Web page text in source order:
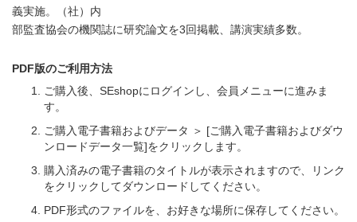
義実施。（社）内
部監査協会の機関誌に研究論文を3回掲載、講演実績多数。
PDF版のご利用方法
ご購入後、SEshopにログインし、会員メニューに進みま
す。
ご購入電子書籍およびデータ ＞ [ご購入電子書籍およびダウ
ンロードデータ一覧]をクリックします。
購入済みの電子書籍のタイトルが表示されますので、リンク
をクリックしてダウンロードしてください。
PDF形式のファイルを、お好きな場所に保存してください。